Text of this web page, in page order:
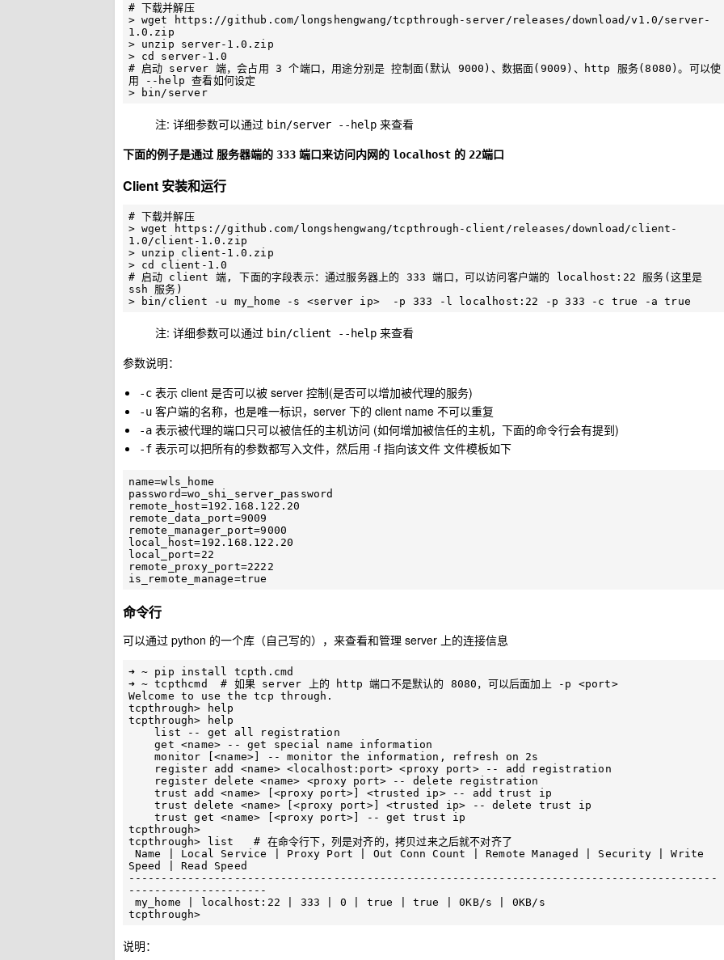
# 下载并解压
> wget https://github.com/longshengwang/tcpthrough-server/releases/download/v1.0/server-
1.0.zip
> unzip server-1.0.zip
> cd server-1.0
# 启动 server 端，会占用 3 个端口，用途分别是 控制面(默认 9000)、数据面(9009)、http 服务(8080)。可以使
用 --help 查看如何设定
> bin/server
注: 详细参数可以通过 bin/server --help 来查看
下面的例子是通过 服务器端的 333 端口来访问内网的 localhost 的 22端口
Client 安装和运行
# 下载并解压
> wget https://github.com/longshengwang/tcpthrough-client/releases/download/client-
1.0/client-1.0.zip
> unzip client-1.0.zip
> cd client-1.0
# 启动 client 端, 下面的字段表示：通过服务器上的 333 端口，可以访问客户端的 localhost:22 服务(这里是
ssh 服务)
注: 详细参数可以通过 bin/client --help 来查看
参数说明：
-c 表示 client 是否可以被 server 控制(是否可以增加被代理的服务)
-u 客户端的名称，也是唯一标识，server 下的 client name 不可以重复
-a 表示被代理的端口只可以被信任的主机访问 (如何增加被信任的主机，下面的命令行会有提到)
-f 表示可以把所有的参数都写入文件，然后用 -f 指向该文件 文件模板如下
name=wls_home
password=wo_shi_server_password
remote_host=192.168.122.20
remote_data_port=9009
remote_manager_port=9000
local_host=192.168.122.20
local_port=22
remote_proxy_port=2222
命令行
可以通过 python 的一个库（自己写的），来查看和管理 server 上的连接信息
➜ ~ pip install tcpth.cmd
➜ ~ tcpthcmd  # 如果 server 上的 http 端口不是默认的 8080，可以后面加上 -p <port>
Welcome to use the tcp through.
tcpthrough> help
tcpthrough> help
    get <name> -- get special name information
    monitor [<name>] -- monitor the information, refresh on 2s
    trust add <name> [<proxy port>] <trusted ip> -- add trust ip
    trust delete <name> [<proxy port>] <trusted ip> -- delete trust ip
    trust get <name> [<proxy port>] -- get trust ip
tcpthrough>
tcpthrough> list   # 在命令行下，列是对齐的，拷贝过来之后就不对齐了
Speed | Read Speed
-----------------------------------------------------------------------------------------
---------------------
说明：